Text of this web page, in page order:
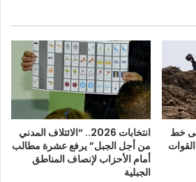
خط
انتخابات 2026.. “الائتلاف المدني
من أجل الجبل” يرفع عشرة مطالب
أمام الأحزاب لإنصاف المناطق
الجبلية